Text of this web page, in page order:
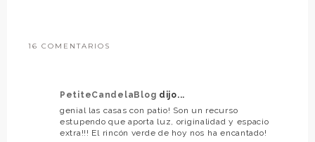
16 COMENTARIOS
PetiteCandelaBlog dijo...
genial las casas con patio! Son un recurso
estupendo que aporta luz, originalidad y espacio
extra!!! El rincón verde de hoy nos ha encantado!